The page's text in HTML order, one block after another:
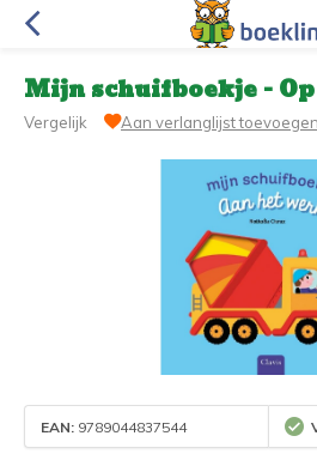
Mijn schuifboekje -
Vergelijk Aan verlanglijst toevoegen
EAN: 9789044837544